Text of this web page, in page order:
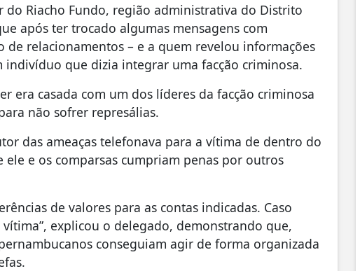
Riacho Fundo, região administrativa do Distrito
após ter trocado algumas mensagens com
relacionamentos – e a quem revelou informações
indivíduo que dizia integrar uma facção criminosa.
era casada com um dos líderes da facção criminosa
não sofrer represálias.
das ameaças telefonava para a vítima de dentro do
e os comparsas cumpriam penas por outros
de valores para as contas indicadas. Caso
explicou o delegado, demonstrando que,
conseguiam agir de forma organizada